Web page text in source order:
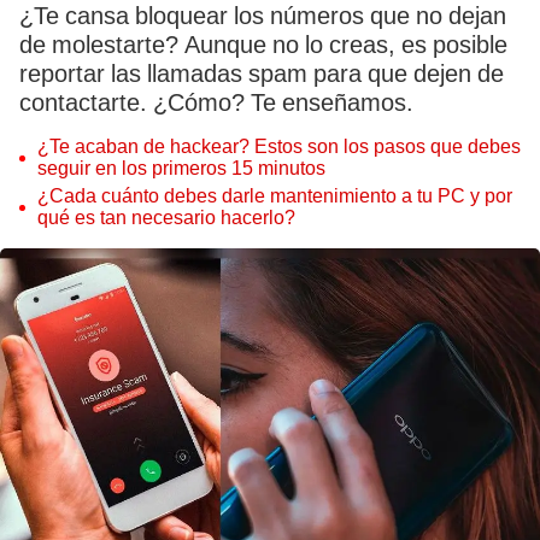
¿Te cansa bloquear los números que no dejan
de molestarte? Aunque no lo creas, es posible
reportar las llamadas spam para que dejen de
contactarte. ¿Cómo? Te enseñamos.
¿Te acaban de hackear? Estos son los pasos que debes
seguir en los primeros 15 minutos
¿Cada cuánto debes darle mantenimiento a tu PC y por
qué es tan necesario hacerlo?